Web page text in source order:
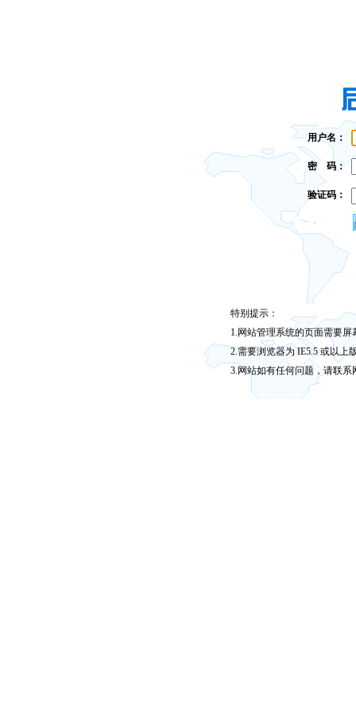
用户名：
密 码：
验证码：
特别提示：
1.网站管理系统的页面需要
2.需要浏览器为 IE5.5 或以上
3.网站如有任何问题，请联系